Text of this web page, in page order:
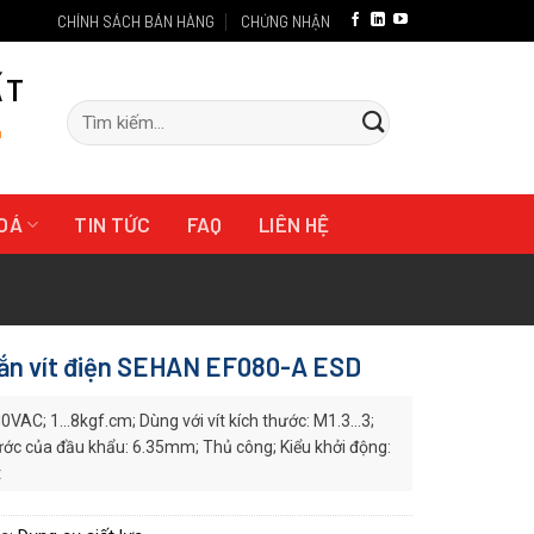
CHÍNH SÁCH BÁN HÀNG CHỨNG NHẬN
Tìm
kiếm:
TIN TỨC FAQ LIÊN HỆ
vít điện SEHAN EF080-A ESD
1…8kgf.cm; Dùng với vít kích thước: M1.3…3;
của đầu khẩu: 6.35mm; Thủ công; Kiểu khởi động: